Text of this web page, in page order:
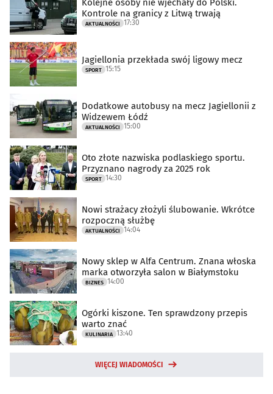
Kolejne osoby nie wjechały do Polski.
Kontrole na granicy z Litwą trwają
AKTUALNOŚCI 17:30
Jagiellonia przekłada swój ligowy mecz
SPORT 15:15
Dodatkowe autobusy na mecz Jagiellonii z
Widzewem Łódź
AKTUALNOŚCI 15:00
Oto złote nazwiska podlaskiego sportu.
Przyznano nagrody za 2025 rok
SPORT 14:30
Nowi strażacy złożyli ślubowanie. Wkrótce
rozpoczną służbę
AKTUALNOŚCI 14:04
Nowy sklep w Alfa Centrum. Znana włoska
marka otworzyła salon w Białymstoku
BIZNES 14:00
Ogórki kiszone. Ten sprawdzony przepis
warto znać
KULINARIA 13:40
WIĘCEJ WIADOMOŚCI